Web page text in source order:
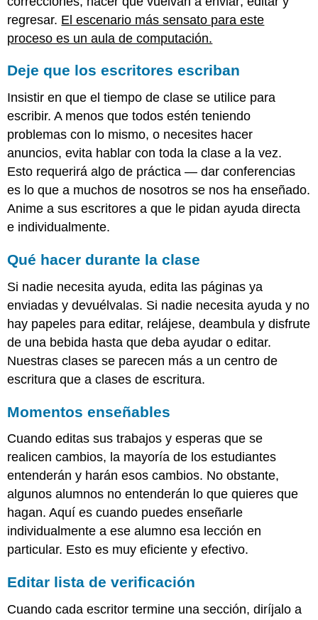
regresar. El escenario más sensato para este
proceso es un aula de computación.
Deje que los escritores escriban
Insistir en que el tiempo de clase se utilice para
escribir. A menos que todos estén teniendo
problemas con lo mismo, o necesites hacer
anuncios, evita hablar con toda la clase a la vez.
Esto requerirá algo de práctica — dar conferencias
es lo que a muchos de nosotros se nos ha enseñado.
Anime a sus escritores a que le pidan ayuda directa
e individualmente.
Qué hacer durante la clase
Si nadie necesita ayuda, edita las páginas ya
enviadas y devuélvalas. Si nadie necesita ayuda y no
hay papeles para editar, relájese, deambula y disfrute
de una bebida hasta que deba ayudar o editar.
Nuestras clases se parecen más a un centro de
escritura que a clases de escritura.
Momentos enseñables
Cuando editas sus trabajos y esperas que se
realicen cambios, la mayoría de los estudiantes
entenderán y harán esos cambios. No obstante,
algunos alumnos no entenderán lo que quieres que
hagan. Aquí es cuando puedes enseñarle
individualmente a ese alumno esa lección en
particular. Esto es muy eficiente y efectivo.
Editar lista de verificación
Cuando cada escritor termine una sección, diríjalo a